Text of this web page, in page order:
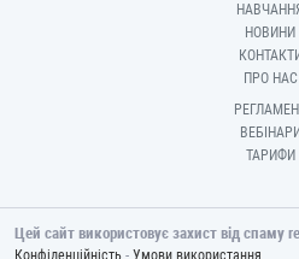
НОВИНИ
ПРО НАС
ВЕБІНАРИ
ТАРИФИ
Цей сайт використовує захист від спаму
Конфіденційність - Умови використання